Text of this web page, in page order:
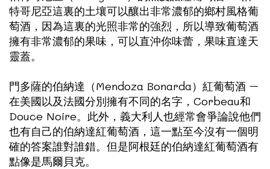
特哥尼亞這裏的土壤可以釀出非常濃郁的鄉村風格葡
萄酒，因為這裏的光照非常的強烈，所以導致葡萄酒
擁有非常濃郁的果味，可以直沖你味蕾，果味直達天
靈蓋。
門多薩的伯納達（Mendoza Bonarda）紅葡萄酒 –
在美國以及法國分別擁有不同的名字，Corbeau和
Douce Noire。此外，義大利人也經常會爭論說他們
也有自己的伯納達紅葡萄酒，這一點至今沒有一個明
確的答案誰對誰錯。但是阿根廷的伯納達紅葡萄酒有
點像是馬爾貝克。